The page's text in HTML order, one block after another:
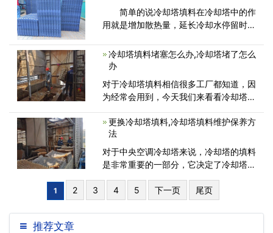
铝型材加工、空压机、工业水冷却等领
域。
简单的说冷却塔填料在冷却塔中的作
用就是增加散热量，延长冷却水停留时
水。不是将某种需降温的东西填进塔里。
冷却塔就是使热流体(包括
冷却塔填料堵塞怎么办,冷却塔堵了怎么
办
对于冷却塔填料相信很多工厂都知道，因
为经常会用到，今天我们来看看冷却塔填
东康明节能空调作为一个拥有多年冷却塔
行业经验的厂家，带各位来看看我们的冷
却塔填料堵塞的解决方案!
更换冷却塔填料,冷却塔填料维护保养方
法
对于中央空调冷却塔来说，冷却塔的填料
是非常重要的一部分，它决定了冷却塔的
70%的整塔冷却。介绍了中央空调冷却塔
填料的有关知识，以及更换和清洗的要
点。冷却塔填料要求：
1 2 3 4 5 下一页 尾页
推荐文章